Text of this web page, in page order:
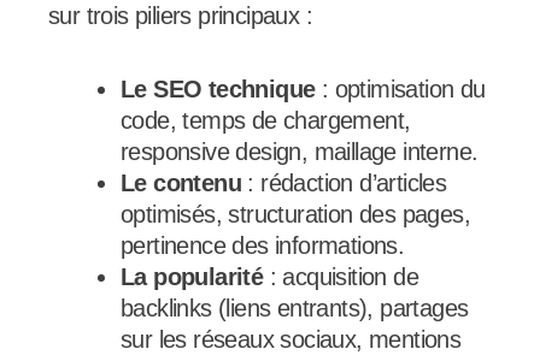
sur trois piliers principaux :
Le SEO technique: optimisation du
code, temps de chargement,
responsive design, maillage interne.
Le contenu : rédaction d’articles
optimisés, structuration des pages,
pertinence des informations.
La popularité: acquisition de
backlinks (liens entrants), partages
sur les réseaux sociaux, mentions